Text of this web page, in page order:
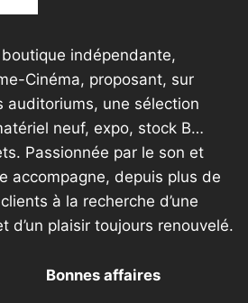
indépendante,
Cinéma, proposant, sur
auditoriums, une sélection
neuf, expo, stock B…
Passionnée par le son et
accompagne, depuis plus de
à la recherche d’une
d’un plaisir toujours renouvelé.
Bonnes affaires